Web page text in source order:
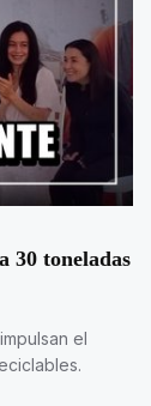
30 toneladas
el